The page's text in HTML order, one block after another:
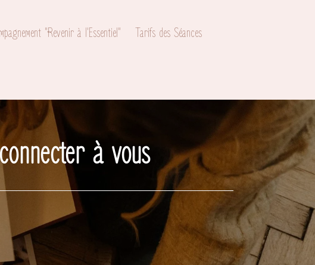
"Revenir à l'Essentiel" Tarifs des Séances
à vous